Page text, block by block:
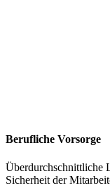
Berufliche Vorsorge
Überdurchschnittliche
Sicherheit der